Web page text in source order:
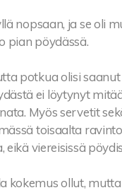
nopsaan, ja se oli
pian pöydässä.
potkua olisi
ei löytynyt
Myös servetit
toisaalta
eikä viereisissä
kokemus ollut,